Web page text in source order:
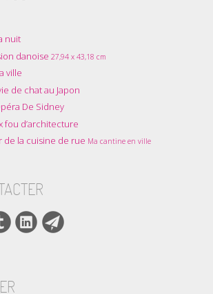
nuit
danoise 27,94 x 43,18 cm
ville
de chat au Japon
De Sidney
fou d’architecture
la cuisine de rue Ma cantine en ville